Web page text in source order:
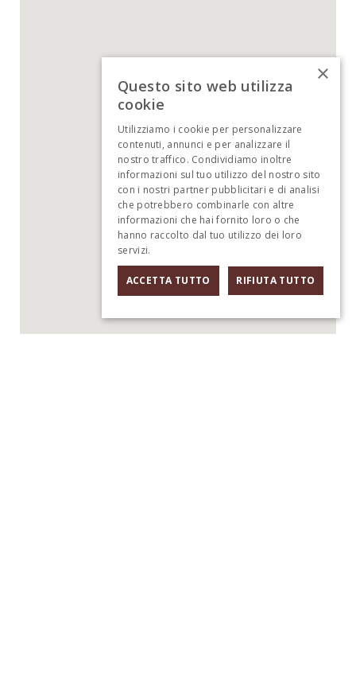
×
Questo sito web utilizza
cookie
Utilizziamo i cookie per personalizzare
contenuti, annunci e per analizzare il
nostro traffico. Condividiamo inoltre
informazioni sul tuo utilizzo del nostro sito
con i nostri partner pubblicitari e di analisi
che potrebbero combinarle con altre
informazioni che hai fornito loro o che
hanno raccolto dal tuo utilizzo dei loro
servizi.
ACCETTA TUTTO RIFIUTA TUTTO